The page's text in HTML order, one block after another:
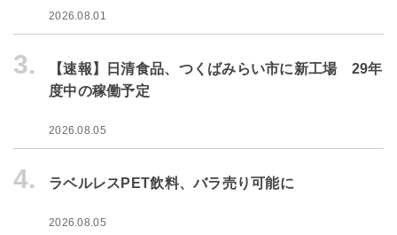
2026.08.01
3.
【速報】日清食品、つくばみらい市に新工場 29年
度中の稼働予定
2026.08.05
4. ラベルレスPET飲料、バラ売り可能に
2026.08.05